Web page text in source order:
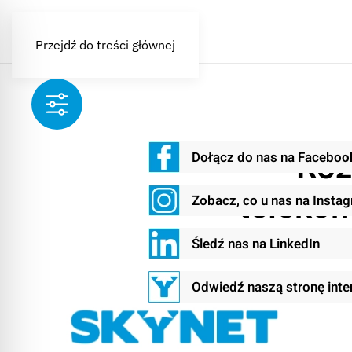
Przejdź do treści głównej
Dołącz do nas na
Zobacz, co u nas na
Śledź nas na LinkedIn
Odwiedź naszą stronę